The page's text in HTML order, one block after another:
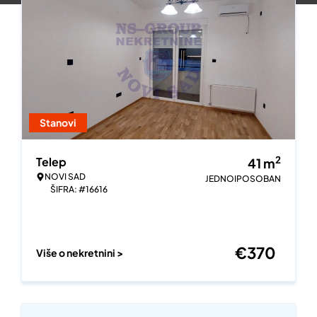
Stanovi
Telep
NOVI SAD
ŠIFRA: #16616
41 m2
JEDNOIPOSOBAN
Više o nekretnini > €370